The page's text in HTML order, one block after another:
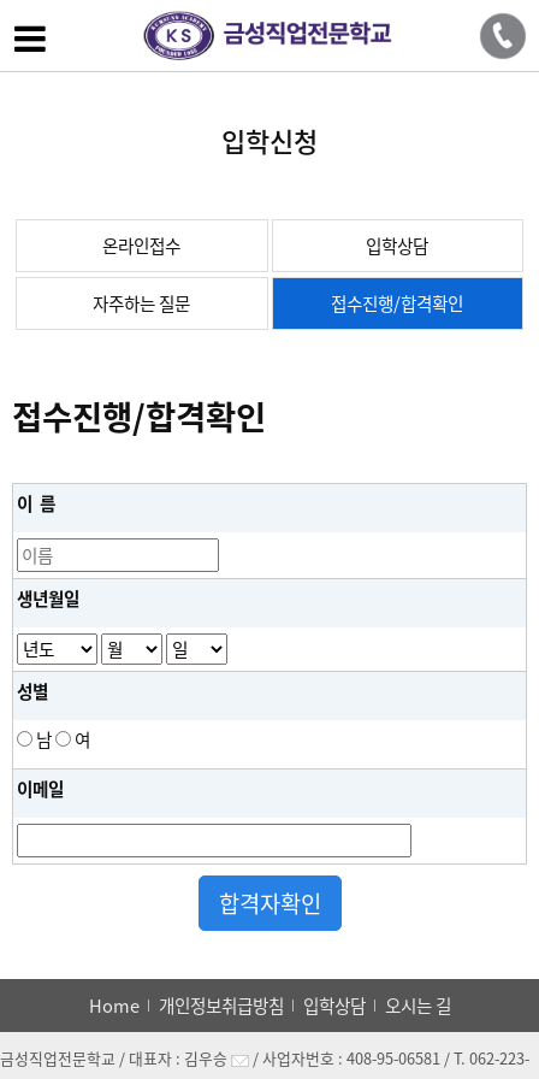
입학신청
온라인접수 입학상담
자주하는 질문 접수진행/합격확인
접수진행/합격확인
+ Home> 입학신청 >접수진행/합격확인
이 름
생년월일
성별
남
여
이메일
Home 개인정보취급방침 입학상담 오시는 길
금성직업전문학교 / 대표자 : 김우승 / 사업자번호 : 408-95-06581 / T. 062-223-